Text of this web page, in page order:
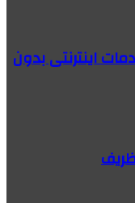
اینترنتی بدون